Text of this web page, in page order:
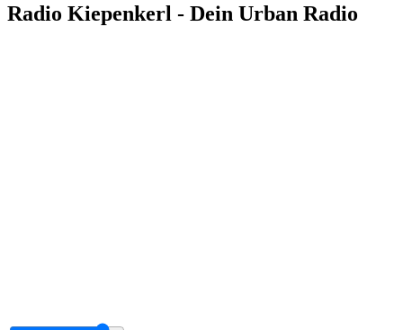
Radio Kiepenkerl - Dein Urban Radio